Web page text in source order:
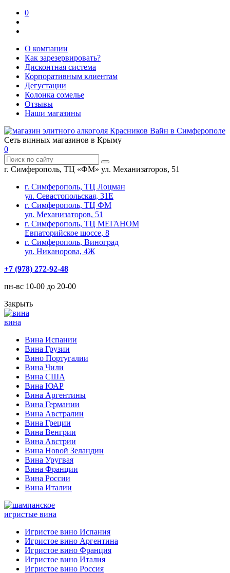
0
О компании
Как зарезервировать?
Дисконтная система
Корпоративным клиентам
Дегустации
Колонка сомелье
Отзывы
Наши магазины
Сеть винных магазинов в Крыму
0
г. Симферополь, ТЦ «ФМ» ул. Механизаторов, 51
г. Симферополь, ТЦ Лоцман
ул. Севастопольская, 31Е
г. Симферополь, ТЦ ФМ
ул. Механизаторов, 51
г. Симферополь, ТЦ МЕГАНОМ
Евпаторийское шоссе, 8
г. Симферополь, Виноград
ул. Никанорова, 4Ж
+7 (978) 272-92-48
пн-вс 10-00 до 20-00
Закрыть
вина
Вина Испании
Вина Грузии
Вино Португалии
Вина Чили
Вина США
Вина ЮАР
Вина Аргентины
Вина Германии
Вина Австралии
Вина Греции
Вина Венгрии
Вина Австрии
Вина Новой Зеландии
Вина Уругвая
Вина Франции
Вина России
Вина Италии
игристые вина
Игристое вино Испания
Игристое вино Аргентина
Игристое вино Франция
Игристое вино Италия
Игристое вино Россия